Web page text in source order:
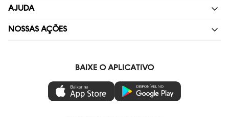
Quem Somos
Nossas Lojas
Ética e Sustentabilidade
AJUDA
Perguntas Frequentes
Troca e Devoluções
Regulamentos
NOSSAS AÇÕES
Mastercard
Azul Fidelidade
BAIXE O APLICATIVO